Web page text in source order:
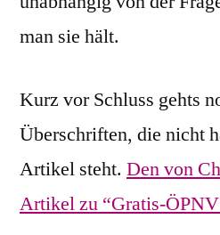
man sie hält.
Kurz vor Schluss gehts
Überschriften, die nicht
Artikel steht. Den von
Artikel zu “Gratis-